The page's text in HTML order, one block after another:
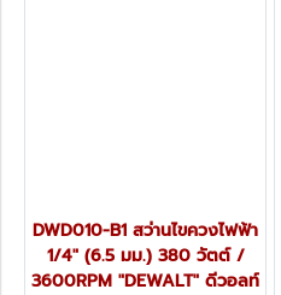
DWD010-B1 สว่านไขควงไฟฟ้า
1/4" (6.5 มม.) 380 วัตต์ /
3600RPM "DEWALT" ดีวอลท์